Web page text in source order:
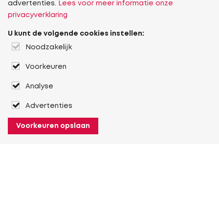
advertenties.
Lees voor meer informatie onze
privacyverklaring
U kunt de volgende cookies instellen:
Noodzakelijk
Voorkeuren
Analyse
Advertenties
Voorkeuren opslaan